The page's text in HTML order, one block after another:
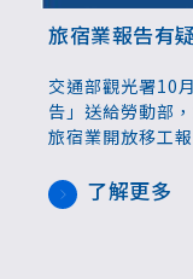
旅宿業報告有
交通部觀光署10
告」送給勞動部
旅宿業開放移工
些工作是壯世代
了解更多